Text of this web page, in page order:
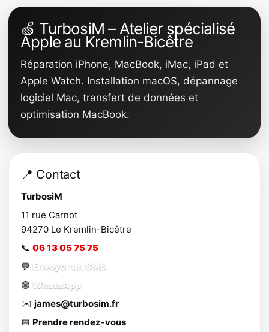
🍏 TurbosiM – Atelier spécialisé
Apple au Kremlin-Bicêtre
Réparation iPhone, MacBook, iMac, iPad et
Apple Watch. Installation macOS, dépannage
logiciel Mac, transfert de données et
optimisation MacBook.
📍 Contact
TurbosiM
11 rue Carnot
94270 Le Kremlin-Bicêtre
📞 06 13 05 75 75
💬 Envoyer un SMS
🟢 WhatsApp
✉️ james@turbosim.fr
📅 Prendre rendez-vous